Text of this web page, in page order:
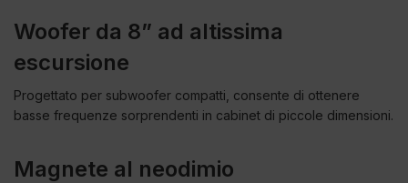
Woofer da 8” ad altissima
escursione
Progettato per subwoofer compatti, consente di ottenere
basse frequenze sorprendenti in cabinet di piccole dimensioni.
Magnete al neodimio